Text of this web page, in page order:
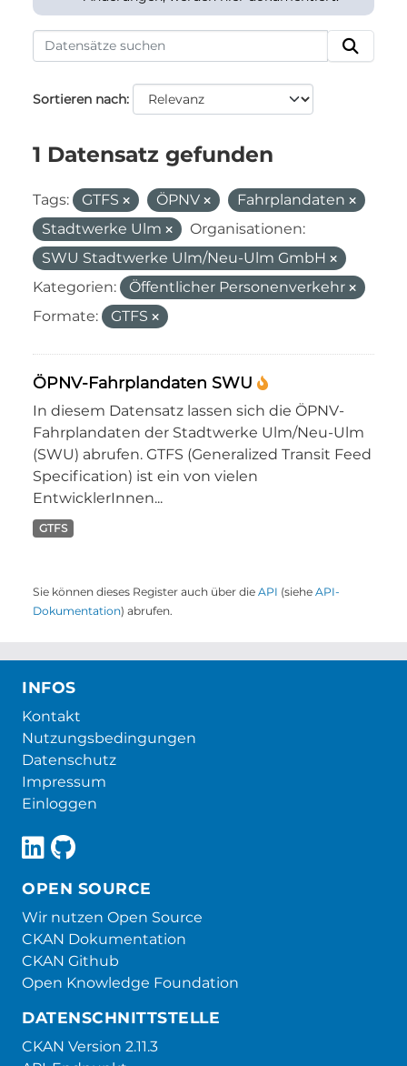
Sortieren nach
1 Datensatz gefunden
Tags: GTFS ÖPNV
Fahrplandaten
Stadtwerke Ulm
Organisationen:
SWU Stadtwerke Ulm/Neu-Ulm GmbH
Kategorien:
Öffentlicher Personenverkehr
Formate:
GTFS
ÖPNV-Fahrplandaten SWU
In diesem Datensatz lassen sich die ÖPNV-
Fahrplandaten der Stadtwerke Ulm/Neu-Ulm
(SWU) abrufen. GTFS (Generalized Transit Feed
Specification) ist ein von vielen
EntwicklerInnen...
GTFS
Sie können dieses Register auch über die API (siehe API-
Dokumentation) abrufen.
INFOS
Kontakt
Nutzungsbedingungen
Datenschutz
Impressum
Einloggen
OPEN SOURCE
Wir nutzen Open Source
CKAN Dokumentation
CKAN Github
Open Knowledge Foundation
DATENSCHNITTSTELLE
CKAN Version 2.11.3